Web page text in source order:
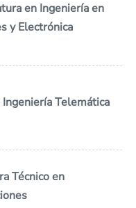
en Ingeniería en
y Electrónica
Ingeniería Telemática
Técnico en